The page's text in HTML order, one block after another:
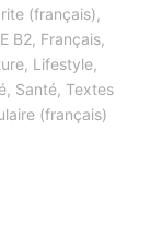
(français),
B2, Français,
, Lifestyle,
, Santé, Textes
(français)